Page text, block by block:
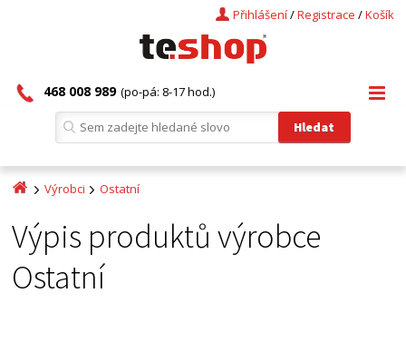
Košík
/
Registrace
/
Přihlášení
468 008 989 (po-pá: 8-17 hod.)
Výrobci Ostatní
Výpis produktů výrobce
Ostatní